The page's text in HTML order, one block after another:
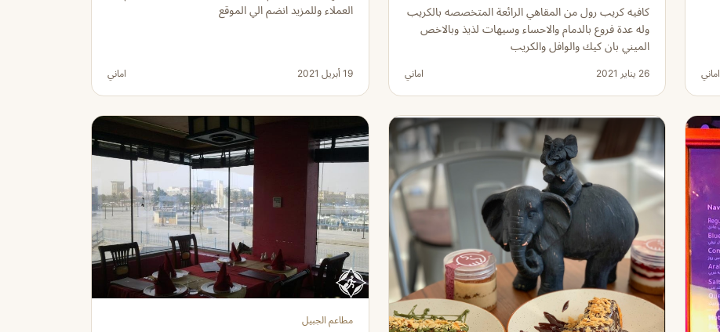
اماني
كافيه كريب رول من المقاهي الرائعة المتخصصه بالكريب
وله عدة فروع بالدمام والاحساء وسيهات لذيذ وبالاخص
الميني بان كيك والوافل والكريب
26 يناير 2021 اماني
العملاء وللمزيد انضم الي الموقع
19 أبريل 2021 اماني
مطاعم الجبيل